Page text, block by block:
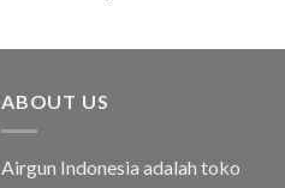
ABOUT US
Airgun Indonesia adalah toko